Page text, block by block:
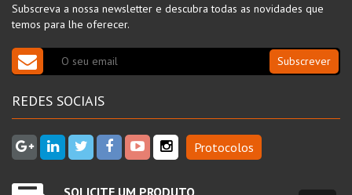
Subscreva a nossa newsletter e descubra todas as novidades que
temos para lhe oferecer.
Subscrever
REDES SOCIAIS
Protocolos
SOLICITE UM PRODUTO